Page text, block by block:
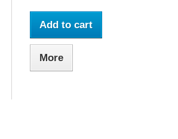
Add to cart
More